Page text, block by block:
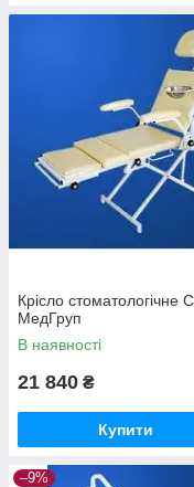
Крісло стоматологічне
МедГруп
В наявності
21 840 ₴
Купити
–9%